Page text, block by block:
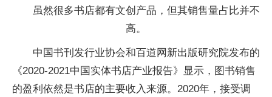
虽然很多书店都有文创产品，但其销售量占比并不
高。
中国书刊发行业协会和百道网新出版研究院发布的
《2020-2021中国实体书店产业报告》显示，图书销售
的盈利依然是书店的主要收入来源。2020年，接受调